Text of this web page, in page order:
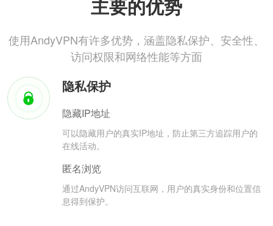
主要的优势
使用AndyVPN有许多优势，涵盖隐私保护、安全性、
访问权限和网络性能等方面
隐私保护
隐藏IP地址
可以隐藏用户的真实IP地址，防止第三方追踪用户的
在线活动。
匿名浏览
通过AndyVPN访问互联网，用户的真实身份和位置信
息得到保护。